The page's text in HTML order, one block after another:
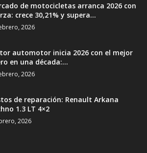
de motocicletas arranca 2026 con
crece 30,21% y supera...
2026
automotor inicia 2026 con el mejor
en una década:...
2026
de reparación: Renault Arkana
1.3 LT 4×2
2026